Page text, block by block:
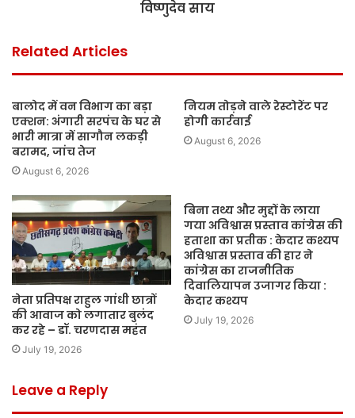
विष्णुदेव साय
Related Articles
बालोद में वन विभाग का बड़ा
एक्शन: अंगारी सरपंच के घर से
भारी मात्रा में सागौन लकड़ी
बरामद, जांच तेज
August 6, 2026
नियम तोड़ने वाले रेस्टोरेंट पर
होगी कार्रवाई
August 6, 2026
नेता प्रतिपक्ष राहुल गांधी छात्रों
की आवाज को लगातार बुलंद
कर रहे – डॉ. चरणदास महंत
July 19, 2026
बिना तथ्य और मुद्दों के लाया
गया अविश्वास प्रस्ताव कांग्रेस की
हताशा का प्रतीक : केदार कश्यप
अविश्वास प्रस्ताव की हार ने
कांग्रेस का राजनीतिक
दिवालियापन उजागर किया :
केदार कश्यप
July 19, 2026
Leave a Reply